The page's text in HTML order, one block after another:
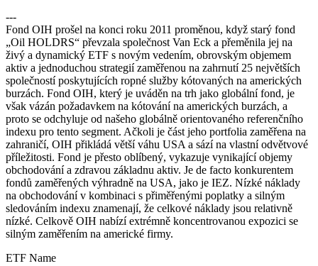
---
Fond OIH prošel na konci roku 2011 proměnou, když starý fond
„Oil HOLDRS“ převzala společnost Van Eck a přeměnila jej na
živý a dynamický ETF s novým vedením, obrovským objemem
aktiv a jednoduchou strategií zaměřenou na zahrnutí 25 největších
společností poskytujících ropné služby kótovaných na amerických
burzách. Fond OIH, který je uváděn na trh jako globální fond, je
však vázán požadavkem na kótování na amerických burzách, a
proto se odchyluje od našeho globálně orientovaného referenčního
indexu pro tento segment. Ačkoli je část jeho portfolia zaměřena na
zahraničí, OIH přikládá větší váhu USA a sází na vlastní odvětvové
příležitosti. Fond je přesto oblíbený, vykazuje vynikající objemy
obchodování a zdravou základnu aktiv. Je de facto konkurentem
fondů zaměřených výhradně na USA, jako je IEZ. Nízké náklady
na obchodování v kombinaci s přiměřenými poplatky a silným
sledováním indexu znamenají, že celkové náklady jsou relativně
nízké. Celkově OIH nabízí extrémně koncentrovanou expozici se
silným zaměřením na americké firmy.
ETF Name